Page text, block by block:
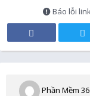
Báo lỗi
Phần Mềm